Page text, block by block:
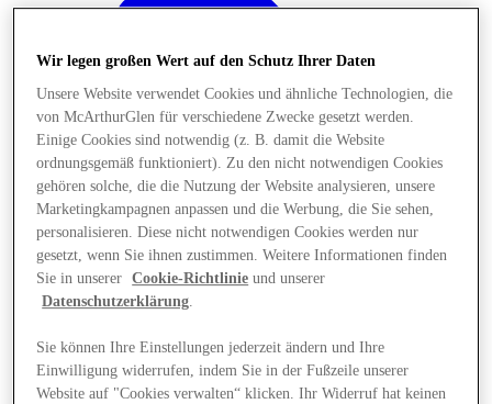
Angebote
Wir legen großen Wert auf den Schutz Ihrer Daten
Unsere Website verwendet Cookies und ähnliche Technologien, die
von McArthurGlen für verschiedene Zwecke gesetzt werden.
Einige Cookies sind notwendig (z. B. damit die Website
ordnungsgemäß funktioniert). Zu den nicht notwendigen Cookies
gehören solche, die die Nutzung der Website analysieren, unsere
Marketingkampagnen anpassen und die Werbung, die Sie sehen,
personalisieren. Diese nicht notwendigen Cookies werden nur
gesetzt, wenn Sie ihnen zustimmen. Weitere Informationen finden
Sie in unserer
Cookie-Richtlinie und unserer
Datenschutzerklärung.
Sie können Ihre Einstellungen jederzeit ändern und Ihre
Einwilligung widerrufen, indem Sie in der Fußzeile unserer
Website auf "Cookies verwalten“ klicken. Ihr Widerruf hat keinen